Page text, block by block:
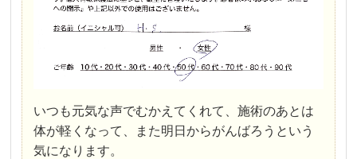
いつも元気な声でむかえてくれて、施術のあとは
体が軽くなって、また明日からがんばろうという
気になります。